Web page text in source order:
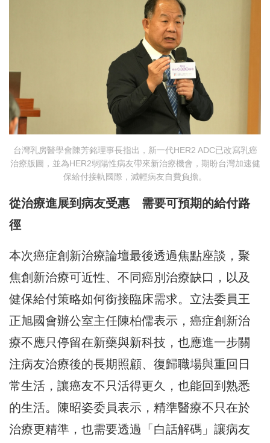
台灣乳房醫學會陳芳銘理事長指出，新一代HER2 ADC已改寫乳癌
治療版圖，並為HER2弱陽性病友帶來新治療機會，期盼台灣加速健
保給付接軌國際，減輕病友自費負擔。
從治療進展到病友受惠 需要可預期的給付路
徑
本次癌症創新治療論壇最後透過焦點座談，聚
焦創新治療可近性、不同癌別治療缺口，以及
健保給付策略如何銜接臨床需求。立法委員王
正旭國會辦公室主任陳柏儒表示，癌症創新治
療不應只停留在新藥與新科技，也應進一步關
注病友治療後的長期照顧、復歸職場與重回日
常生活，讓癌友不只活得更久，也能回到熟悉
的生活。陳昭姿委員表示，精準醫療不只在於
治療更精準，也需要透過「白話解碼」讓病友